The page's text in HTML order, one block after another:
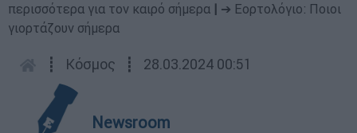
περισσότερα για τον καιρό σήμερα
➔ Εορτολόγιο: Ποιοι
γιορτάζουν σήμερα
┋ Κόσμος ┋ 28.03.2024 00:51
Newsroom